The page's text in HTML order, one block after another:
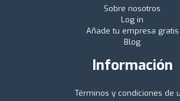
Sobre nosotros
Log in
Añade tu empresa gratis
Blog
Información
Términos y condiciones de